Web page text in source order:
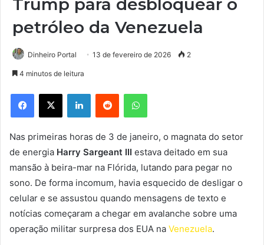
Trump para desbloquear o
petróleo da Venezuela
Dinheiro Portal 13 de fevereiro de 2026 2
4 minutos de leitura
Facebook
X LinkedinReddit WhatsApp
Nas primeiras horas de 3 de janeiro, o magnata do setor
de energia Harry Sargeant III estava deitado em sua
mansão à beira-mar na Flórida, lutando para pegar no
sono. De forma incomum, havia esquecido de desligar o
celular e se assustou quando mensagens de texto e
notícias começaram a chegar em avalanche sobre uma
operação militar surpresa dos EUA na Venezuela.